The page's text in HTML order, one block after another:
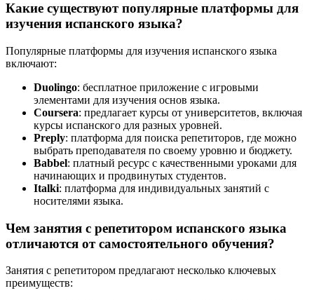
Какие существуют популярные платформы для
изучения испанского языка?
Популярные платформы для изучения испанского языка
включают:
Duolingo: бесплатное приложение с игровыми
элементами для изучения основ языка.
Coursera: предлагает курсы от университетов, включая
курсы испанского для разных уровней.
Preply: платформа для поиска репетиторов, где можно
выбрать преподавателя по своему уровню и бюджету.
Babbel: платный ресурс с качественными уроками для
начинающих и продвинутых студентов.
Italki: платформа для индивидуальных занятий с
носителями языка.
Чем занятия с репетитором испанского языка
отличаются от самостоятельного обучения?
Занятия с репетитором предлагают несколько ключевых
преимуществ: